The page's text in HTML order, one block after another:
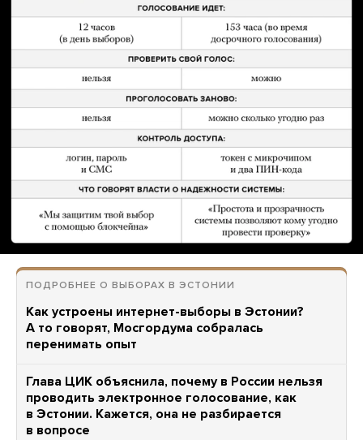
ПОДРОБНЕЕ О ВЫБОРАХ В ЭСТОНИИ
Как устроены интернет-выборы в Эстонии?
А то говорят, Мосгордума собралась
перенимать опыт
Глава ЦИК объяснила, почему в России нельзя
проводить электронное голосование, как
в Эстонии. Кажется, она не разбирается
в вопросе